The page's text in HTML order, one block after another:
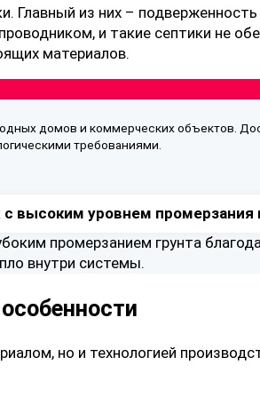
из них –
и такие септики не
материалов.
домов и коммерческих объектов.
требованиями.
высоким уровнем промерзания
промерзанием грунта
внутри системы.
но и технологией